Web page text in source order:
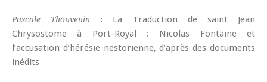
Pascale Thouvenin : La Traduction de saint Jean
Chrysostome à Port-Royal : Nicolas Fontaine et
l’accusation d’hérésie nestorienne, d’après des documents
inédits